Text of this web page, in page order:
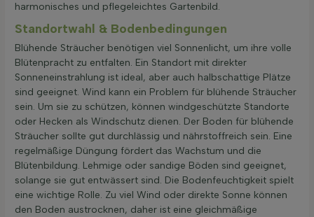
harmonisches und pflegeleichtes Gartenbild.
Standortwahl & Bodenbedingungen
Blühende Sträucher benötigen viel Sonnenlicht, um ihre volle
Blütenpracht zu entfalten. Ein Standort mit direkter
Sonneneinstrahlung ist ideal, aber auch halbschattige Plätze
sind geeignet. Wind kann ein Problem für blühende Sträucher
sein. Um sie zu schützen, können windgeschützte Standorte
oder Hecken als Windschutz dienen. Der Boden für blühende
Sträucher sollte gut durchlässig und nährstoffreich sein. Eine
regelmäßige Düngung fördert das Wachstum und die
Blütenbildung. Lehmige oder sandige Böden sind geeignet,
solange sie gut entwässert sind. Die Bodenfeuchtigkeit spielt
eine wichtige Rolle. Zu viel Wind oder direkte Sonne können
den Boden austrocknen, daher ist eine gleichmäßige